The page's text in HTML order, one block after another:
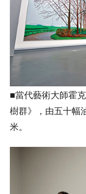
■當代藝術大師霍
樹群》，由五十幅
米。